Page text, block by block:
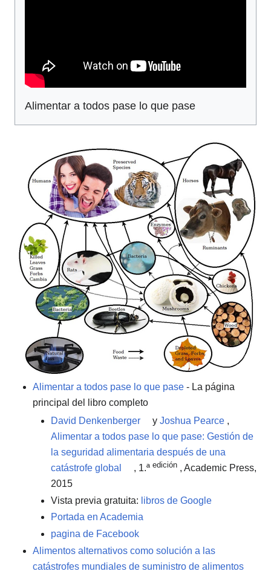
Alimentar a todos pase lo que pase
Alimentar a todos pase lo que pase - La página
principal del libro completo
David Denkenberger
y Joshua Pearce ,
Alimentar a todos pase lo que pase: Gestión de
la seguridad alimentaria después de una
catástrofe global
, 1.ª edición , Academic Press,
2015
Vista previa gratuita: libros de Google
Portada en Academia
pagina de Facebook
Alimentos alternativos como solución a las
catástrofes mundiales de suministro de alimentos